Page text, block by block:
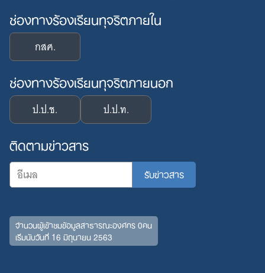
ช่องทางร้องเรียนทุจริตภายใน
กสศ.
ช่องทางร้องเรียนทุจริตภายนอก
ป.ป.ช. ป.ป.ท.
ติดตามข่าวสาร
จำนวนผู้เข้าชมข้อมูลสาธารณะองค์กร 0คน
เริ่มนับวันที่ 16 มิถุนายน 2563